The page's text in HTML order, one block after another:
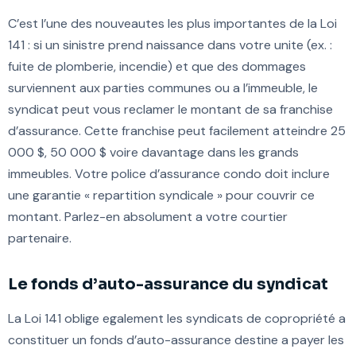
C’est l’une des nouveautes les plus importantes de la Loi
141 : si un sinistre prend naissance dans votre unite (ex. :
fuite de plomberie, incendie) et que des dommages
surviennent aux parties communes ou a l’immeuble, le
syndicat peut vous reclamer le montant de sa franchise
d’assurance. Cette franchise peut facilement atteindre 25
000 $, 50 000 $ voire davantage dans les grands
immeubles. Votre police d’assurance condo doit inclure
une garantie « repartition syndicale » pour couvrir ce
montant. Parlez-en absolument a votre courtier
partenaire.
Le fonds d’auto-assurance du syndicat
La Loi 141 oblige egalement les syndicats de copropriété a
constituer un fonds d’auto-assurance destine a payer les